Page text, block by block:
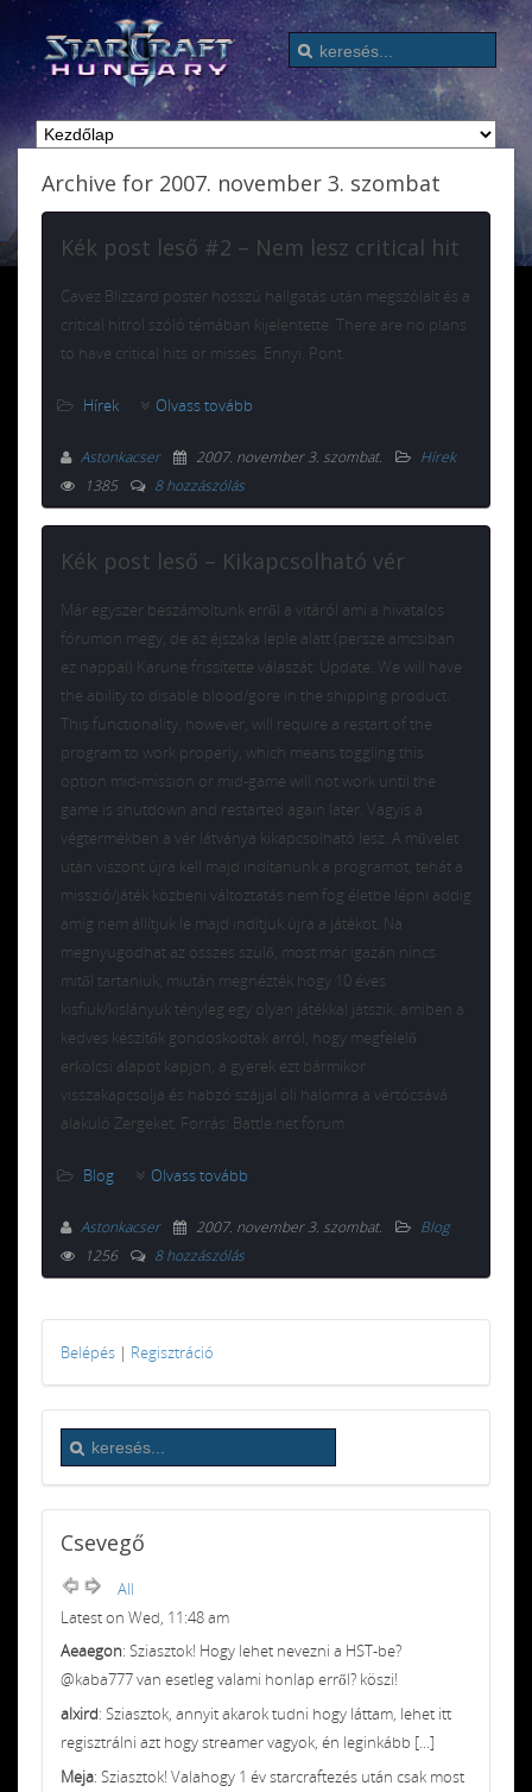
Archive for 2007. november 3. szombat
Kék post leső #2 – Nem lesz critical hit
Cavez Blizzard poster hosszú hallgatás után megszólalt és a
critical hitrol szóló témában kijelentette: There are no plans
to have critical hits or misses. Ennyi. Pont.
Hírek Olvass tovább
Astonkacser 2007. november 3. szombat.
Hírek
1385
8 hozzászólás
Kék post leső – Kikapcsolható vér
Már egyszer beszámoltunk erről a vitáról ami a hivatalos
fórumon megy, de az éjszaka leple alatt (persze amcsiban
ez nappal) Karune frissítette válaszát: Update: We will have
the ability to disable blood/gore in the shipping product.
This functionality, however, will require a restart of the
program to work properly, which means toggling this
option mid-mission or mid-game will not work until the
game is shutdown and restarted again later. Vagyis a
végtermékben a vér látványa kikapcsolható lesz. A művelet
után viszont újra kell majd indítanunk a programot, tehát a
misszió/játék közbeni változtatás nem fog életbe lépni addig
amíg nem állítjuk le majd indítjuk újra a játékot. Na
megnyugodhat az összes szülő, most már igazán nincs
mitől tartaniuk, miután megnézték hogy 10 éves
kisfiuk/kislányuk tényleg egy olyan játékkal játszik, amiben a
kedves készítők gondoskodtak arról, hogy megfelelő
erkölcsi alapot kapjon, a gyerek ezt bármikor
visszakapcsolja és habzó szájjal öli halomra a vértócsává
alakuló Zergeket. Forrás: Battle.net forum
Blog Olvass tovább
Astonkacser 2007. november 3. szombat.
Blog
1256
8 hozzászólás
Belépés | Regisztráció
Csevegő
All
Latest on Wed, 11:48 am
Aeaegon: Sziasztok! Hogy lehet nevezni a HST-be?
@kaba777 van esetleg valami honlap erről? köszi!
alxird: Sziasztok, annyit akarok tudni hogy láttam, lehet itt
regisztrálni azt hogy streamer vagyok, én leginkább [...]
Meja: Sziasztok! Valahogy 1 év starcraftezés után csak most